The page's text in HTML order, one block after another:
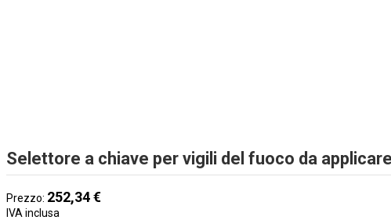
Selettore a chiave per vigili del fuoco da
Prezzo: 252,34 €
IVA inclusa